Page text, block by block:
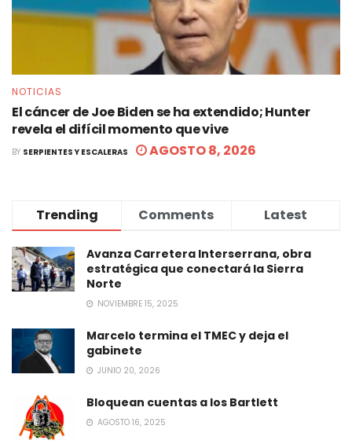
NOTICIAS
El cáncer de Joe Biden se ha extendido; Hunter
revela el difícil momento que vive
BY SERPIENTES Y ESCALERAS AGOSTO 8, 2026
Trending Comments Latest
Avanza Carretera Interserrana, obra
estratégica que conectará la Sierra
Norte
NOVIEMBRE 15, 2025
Marcelo termina el TMEC y deja el
gabinete
JUNIO 20, 2026
Bloquean cuentas a los Bartlett
AGOSTO 16, 2025